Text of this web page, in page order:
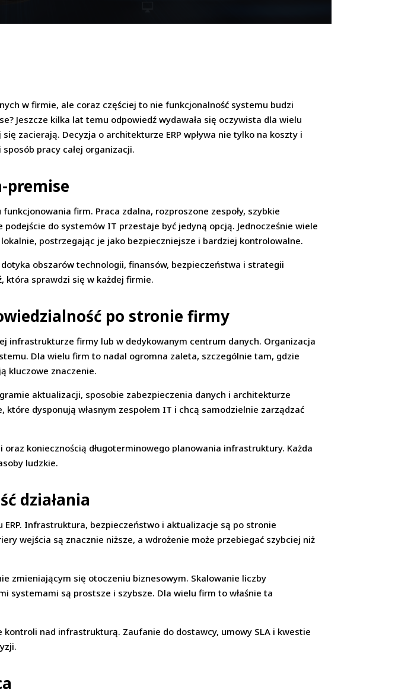
w firmie, ale coraz częściej to nie funkcjonalność systemu budzi
Jeszcze kilka lat temu odpowiedź wydawała się oczywista dla wielu
zacierają. Decyzja o architekturze ERP wpływa nie tylko na koszty i
pracy całej organizacji.
premise
firm. Praca zdalna, rozproszone zespoły, szybkie
do systemów IT przestaje być jedyną opcją. Jednocześnie wiele
postrzegając je jako bezpieczniejsze i bardziej kontrolowalne.
obszarów technologii, finansów, bezpieczeństwa i strategii
która sprawdzi się w każdej firmie.
po stronie firmy
infrastrukturze firmy lub w dedykowanym centrum danych. Organizacja
Dla wielu firm to nadal ogromna zaleta, szczególnie tam, gdzie
kluczowe znaczenie.
aktualizacji, sposobie zabezpieczenia danych i architekturze
dysponują własnym zespołem IT i chcą samodzielnie zarządzać
koniecznością długoterminowego planowania infrastruktury. Każda
ludzkie.
działania
Infrastruktura, bezpieczeństwo i aktualizacje są po stronie
wejścia są znacznie niższe, a wdrożenie może przebiegać szybciej niż
zmieniającym się otoczeniu biznesowym. Skalowanie liczby
systemami są prostsze i szybsze. Dla wielu firm to właśnie ta
nad infrastrukturą. Zaufanie do dostawcy, umowy SLA i kwestie